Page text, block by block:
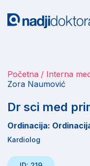
Početna Interna
Zora Naumović
Dr sci med
Ordinacija:
Kardiolog